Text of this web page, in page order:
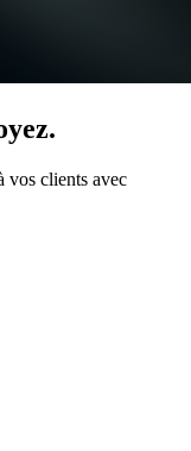
vos clients avec